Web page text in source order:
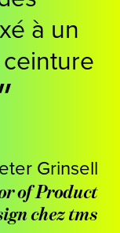
à un
Grinsell
of Product
chez tms